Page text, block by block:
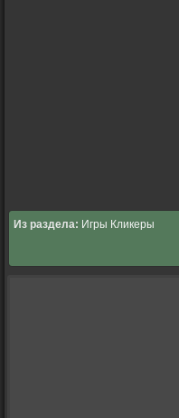
Из раздела: Игры Кликеры